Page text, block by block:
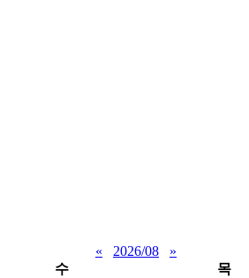
« 2026/08
»
수 목